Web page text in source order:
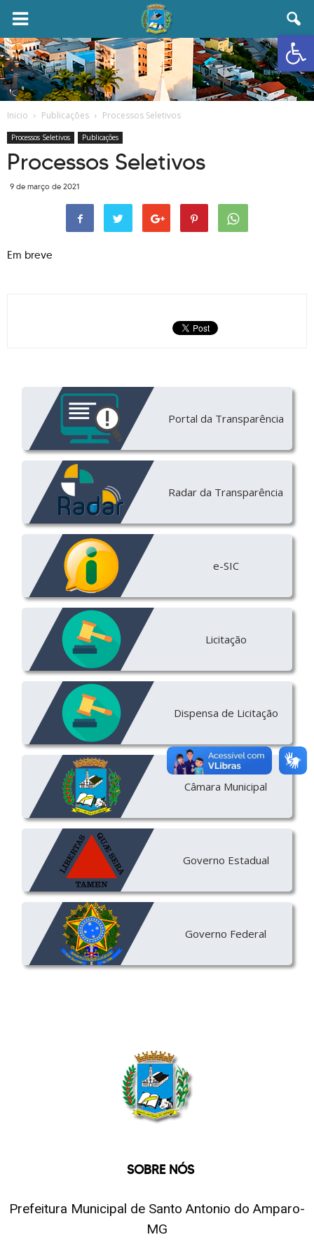
Abrir
Inicio Publicações Processos Seletivos
Processos Seletivos Publicações
Processos Seletivos
9 de março de 2021
Em breve
Portal da Transparência
Radar da Transparência
e-SIC
Licitação
Dispensa de Licitação
Câmara Municipal
Governo Estadual
Governo Federal
SOBRE NÓS
Prefeitura Municipal de Santo Antonio do Amparo-
MG